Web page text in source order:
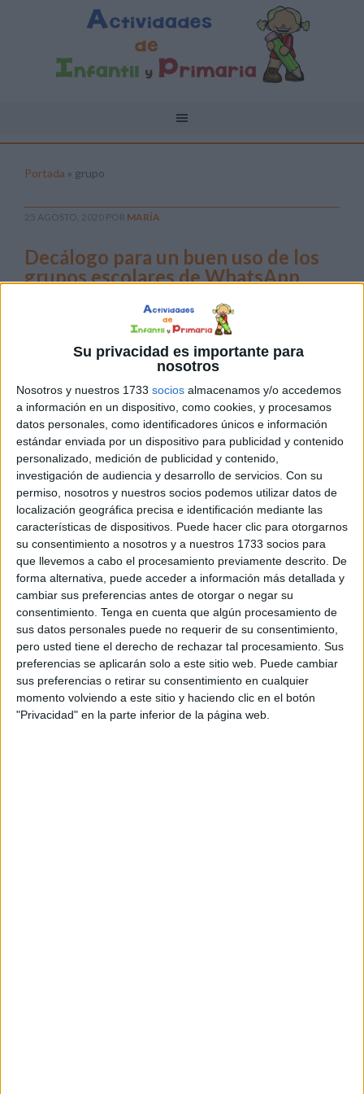
Su privacidad es importante para
nosotros
Nosotros y nuestros 1733 socios almacenamos y/o accedemos
a información en un dispositivo, como cookies, y procesamos
datos personales, como identificadores únicos e información
estándar enviada por un dispositivo para publicidad y contenido
personalizado, medición de publicidad y contenido,
investigación de audiencia y desarrollo de servicios. Con su
permiso, nosotros y nuestros socios podemos utilizar datos de
localización geográfica precisa e identificación mediante las
características de dispositivos. Puede hacer clic para otorgarnos
su consentimiento a nosotros y a nuestros 1733 socios para
que llevemos a cabo el procesamiento previamente descrito. De
forma alternativa, puede acceder a información más detallada y
cambiar sus preferencias antes de otorgar o negar su
consentimiento. Tenga en cuenta que algún procesamiento de
sus datos personales puede no requerir de su consentimiento,
pero usted tiene el derecho de rechazar tal procesamiento. Sus
preferencias se aplicarán solo a este sitio web. Puede cambiar
sus preferencias o retirar su consentimiento en cualquier
momento volviendo a este sitio y haciendo clic en el botón
"Privacidad" en la parte inferior de la página web.
Portada » grupo
25 AGOSTO, 2020 POR MARÍA
Decálogo para un buen uso de los
grupos escolares de WhatsApp
WhatsApp de padres y madres del colegio de los hijos se
ha convertido en una herramienta cotidiana, por lo que es
fundamental darle un correcto uso. Es importante tener
en cuenta una serie de pautas para favorecer el buen
funcionamiento del grupo, y que de esta forma, se
consiga el objetivo con […]
Publicado en: Clase virtual Inicio de curso
Etiquetado
como:
normas para padres y madres whatsapp